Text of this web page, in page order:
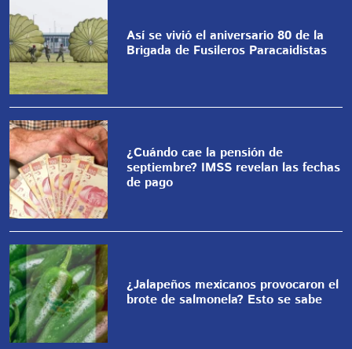
Así se vivió el aniversario 80 de la
Brigada de Fusileros Paracaidistas
¿Cuándo cae la pensión de
septiembre? IMSS revelan las fechas
de pago
¿Jalapeños mexicanos provocaron el
brote de salmonela? Esto se sabe